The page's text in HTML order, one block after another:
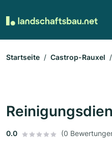
Startseite Castrop-Rauxel
0.0 (0